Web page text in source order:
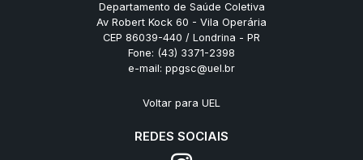
Departamento de Saúde Coletiva
Av Robert Kock 60 - Vila Operária
CEP 86039-440 / Londrina - PR
Fone: (43) 3371-2398
e-mail: ppgsc@uel.br
Voltar para UEL
REDES SOCIAIS